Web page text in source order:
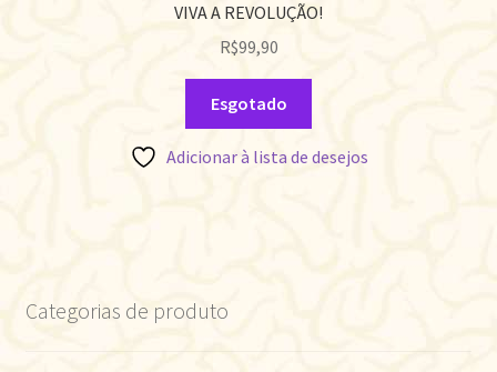
VIVA A REVOLUÇÃO!
R$99,90
Esgotado
Adicionar à lista de desejos
Categorias de produto